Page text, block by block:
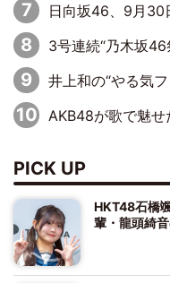
日向坂46、9月30日に18thシングル『イチャ
3号連続“乃木坂46祭り” ラストを飾るのは
井上和の“やる気フォント”に
AKB48が歌で魅せた新公演『
PICK UP
HKT48石橋
輩・龍頭綺